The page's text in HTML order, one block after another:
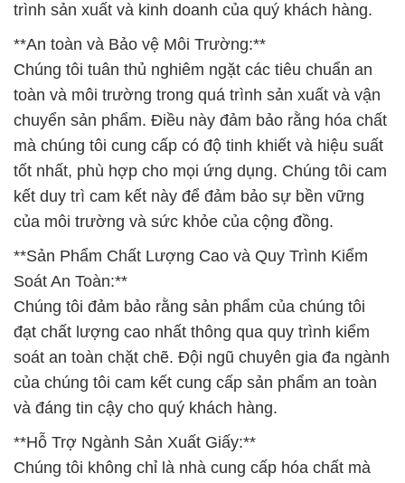
trình sản xuất và kinh doanh của quý khách hàng.
**An toàn và Bảo vệ Môi Trường:**
Chúng tôi tuân thủ nghiêm ngặt các tiêu chuẩn an
toàn và môi trường trong quá trình sản xuất và vận
chuyển sản phẩm. Điều này đảm bảo rằng hóa chất
mà chúng tôi cung cấp có độ tinh khiết và hiệu suất
tốt nhất, phù hợp cho mọi ứng dụng. Chúng tôi cam
kết duy trì cam kết này để đảm bảo sự bền vững
của môi trường và sức khỏe của cộng đồng.
**Sản Phẩm Chất Lượng Cao và Quy Trình Kiểm
Soát An Toàn:**
Chúng tôi đảm bảo rằng sản phẩm của chúng tôi
đạt chất lượng cao nhất thông qua quy trình kiểm
soát an toàn chặt chẽ. Đội ngũ chuyên gia đa ngành
của chúng tôi cam kết cung cấp sản phẩm an toàn
và đáng tin cậy cho quý khách hàng.
**Hỗ Trợ Ngành Sản Xuất Giấy:**
Chúng tôi không chỉ là nhà cung cấp hóa chất mà